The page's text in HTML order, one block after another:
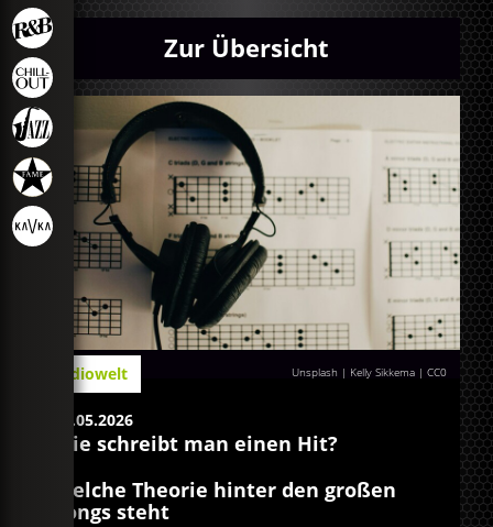
Zur Übersicht
Unsplash | Kelly Sikkema |CC0
Radiowelt
11.05.2026
Wie schreibt man einen Hit?
Welche Theorie hinter den großen
Songs steht